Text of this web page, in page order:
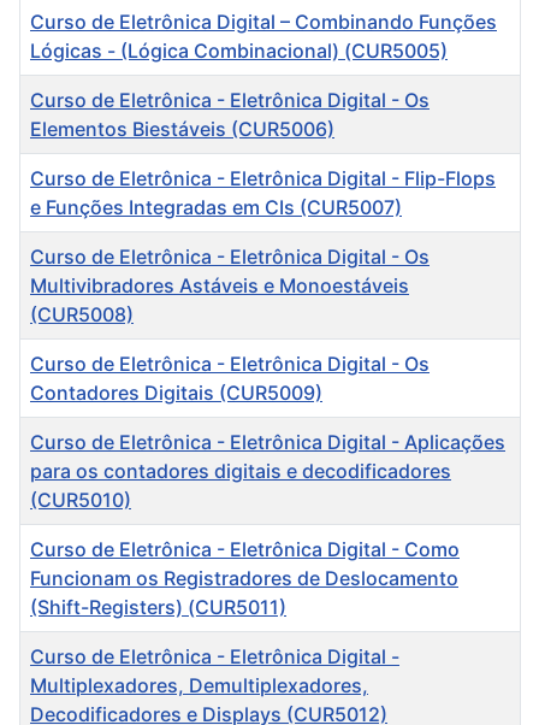
Curso de Eletrônica Digital – Combinando Funções
Lógicas - (Lógica Combinacional) (CUR5005)
Curso de Eletrônica - Eletrônica Digital - Os
Elementos Biestáveis (CUR5006)
Curso de Eletrônica - Eletrônica Digital - Flip-Flops
e Funções Integradas em CIs (CUR5007)
Curso de Eletrônica - Eletrônica Digital - Os
Multivibradores Astáveis e Monoestáveis
(CUR5008)
Curso de Eletrônica - Eletrônica Digital - Os
Contadores Digitais (CUR5009)
Curso de Eletrônica - Eletrônica Digital - Aplicações
para os contadores digitais e decodificadores
(CUR5010)
Curso de Eletrônica - Eletrônica Digital - Como
Funcionam os Registradores de Deslocamento
(Shift-Registers) (CUR5011)
Curso de Eletrônica - Eletrônica Digital -
Multiplexadores, Demultiplexadores,
Decodificadores e Displays (CUR5012)